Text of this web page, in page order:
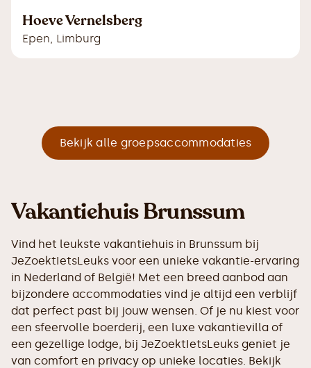
Hoeve Vernelsberg
Epen Limburg
Bekijk alle groepsaccommodaties
Vakantiehuis Brunssum
Vind het leukste vakantiehuis in Brunssum bij
JeZoektIetsLeuks voor een unieke vakantie-ervaring
in Nederland of België! Met een breed aanbod aan
bijzondere accommodaties vind je altijd een verblijf
dat perfect past bij jouw wensen. Of je nu kiest voor
een sfeervolle boerderij, een luxe vakantievilla of
een gezellige lodge, bij JeZoektIetsLeuks geniet je
van comfort en privacy op unieke locaties. Bekijk